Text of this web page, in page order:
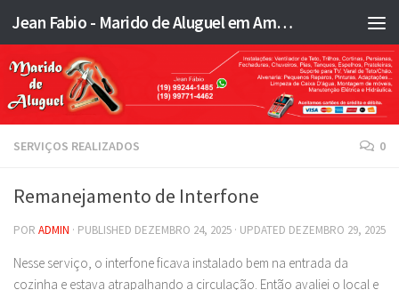
Skip to content Jean Fabio - Marido de Aluguel em Americana SP e região - JFMA
SERVIÇOS REALIZADOS 0
Remanejamento de Interfone
POR ADMIN · PUBLISHED DEZEMBRO 24, 2025 · UPDATED DEZEMBRO 29, 2025
Nesse serviço, o interfone ficava instalado bem na entrada da
cozinha e estava atrapalhando a circulação. Então avaliei o local e